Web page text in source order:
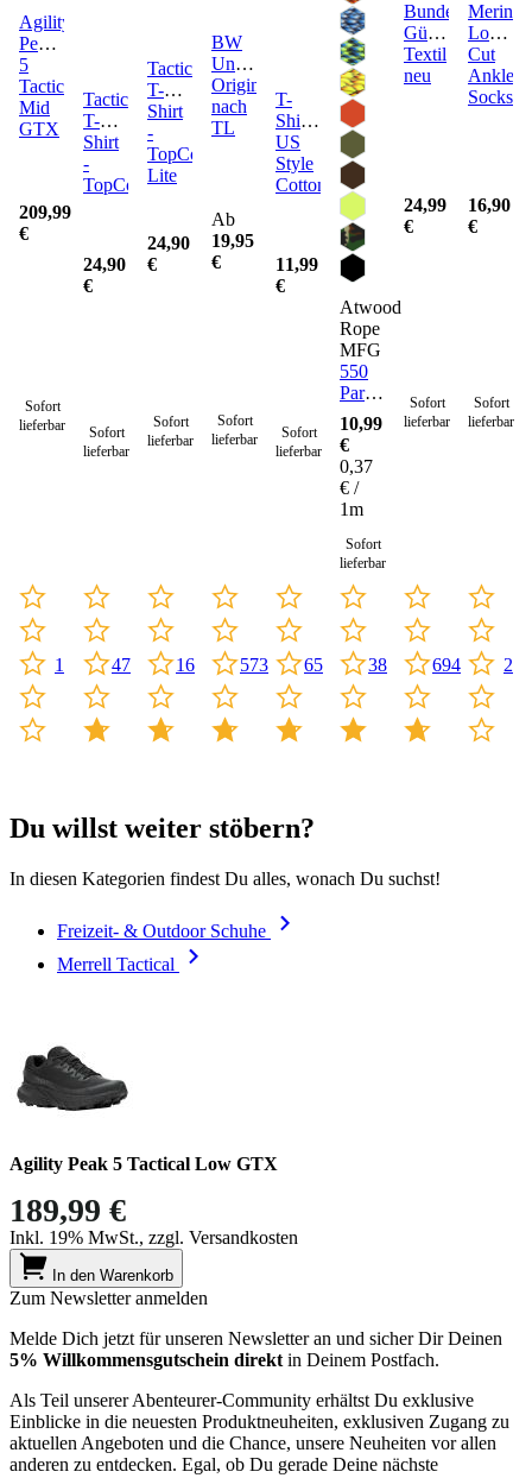
Agility
Peak
5
Tactical
Mid
GTX
209,99
€
Sofort
lieferbar
1
Tactical
T-
Shirt
-
TopCool
24,90
€
Sofort
lieferbar
47
Tactical
T-
Shirt
-
TopCool
Lite
24,90
€
Sofort
lieferbar
16
BW
Unterhemd
Original
nach
TL
Ab
19,95
€
Sofort
lieferbar
573
T-
Shirt
US
Style
Cotton
11,99
€
Sofort
lieferbar
65
Atwood
Rope
MFG
550
Paracord
Seil 4
mm -
30
Meter
10,99
€
0,37
€ /
1m
Sofort
lieferbar
38
Bundeswehr
Gürtel
Textil
neu
24,99
€
Sofort
lieferbar
694
Merino
Low
Cut
Ankle
Socks
16,90
€
Sofort
lieferbar
2
Du willst weiter stöbern?
In diesen Kategorien findest Du alles, wonach Du suchst!
Freizeit- & Outdoor Schuhe
Merrell Tactical
Agility Peak 5 Tactical Low GTX
189,99 €
Inkl. 19% MwSt., zzgl. Versandkosten
In den Warenkorb
Zum Newsletter anmelden
Melde Dich jetzt für unseren Newsletter an und sicher Dir Deinen
5% Willkommensgutschein direkt in Deinem Postfach.
Als Teil unserer Abenteurer-Community erhältst Du exklusive
Einblicke in die neuesten Produktneuheiten, exklusiven Zugang zu
aktuellen Angeboten und die Chance, unsere Neuheiten vor allen
anderen zu entdecken. Egal, ob Du gerade Deine nächste